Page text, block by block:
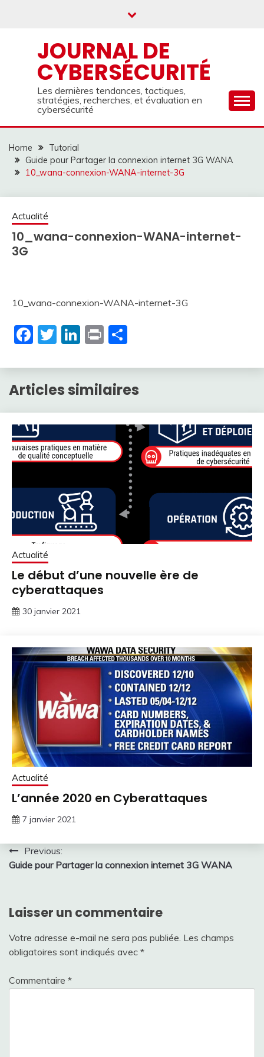
JOURNAL DE
CYBERSÉCURITÉ
Les dernières tendances, tactiques,
stratégies, recherches, et évaluation en
cybersécurité
Home
Tutorial
Guide pour Partager la connexion internet 3G WANA
10_wana-connexion-WANA-internet-3G
Actualité
10_wana-connexion-WANA-internet-
3G
10_wana-connexion-WANA-internet-3G
Facebook
Twitter
LinkedIn
Print
Articles similaires
Actualité
Le début d’une nouvelle ère de
cyberattaques
30 janvier 2021
Actualité
L’année 2020 en Cyberattaques
7 janvier 2021
Navigation
de
Previous:
Guide pour Partager la connexion internet 3G WANA
Laisser un commentaire
Votre adresse e-mail ne sera pas publiée. Les champs
obligatoires sont indiqués avec *
Commentaire *